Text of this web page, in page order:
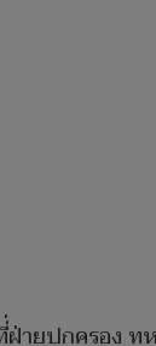
ายปกครอง ท